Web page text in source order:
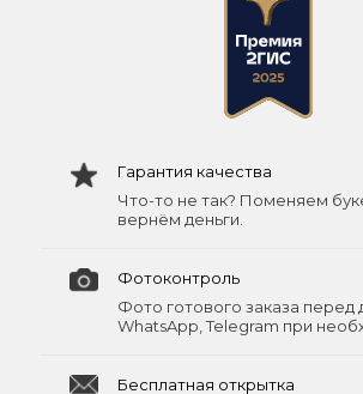
Гарантия качества
Что-то не так? Поменяем
вернём деньги.
Фотоконтроль
Фото готового заказа перед
WhatsApp, Telegram при
Бесплатная открытка